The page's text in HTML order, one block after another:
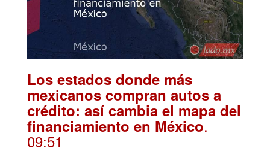
Los estados donde más
mexicanos compran autos a
crédito: así cambia el mapa del
financiamiento en México.
09:51